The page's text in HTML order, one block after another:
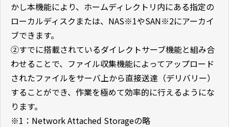
かし本機能により、ホームディレクトリ内にある指定の
ローカルディスクまたは、NAS※1やSAN※2にアーカイ
ブできます。
②すでに搭載されているダイレクトサーブ機能と組み合
わせることで、ファイル収集機能によってアップロード
されたファイルをサーバ上から直接送達（デリバリー）
することができ、作業を極めて効率的に行えるようにな
ります。
※1：Network Attached Storageの略